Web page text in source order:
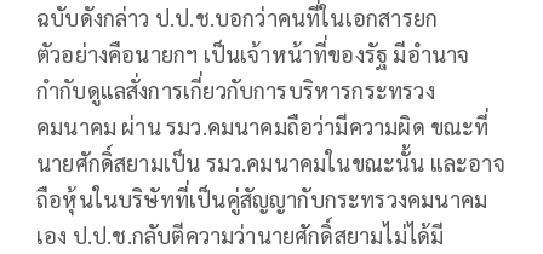
ฉบับดังกล่าว ป.ป.ช.บอกว่าคนที่ในเอกสารยก
ตัวอย่างคือนายกฯ เป็นเจ้าหน้าที่ของรัฐ มีอำนาจ
กำกับดูแลสั่งการเกี่ยวกับการบริหารกระทรวง
คมนาคม ผ่าน รมว.คมนาคมถือว่ามีความผิด ขณะที่
นายศักดิ์สยามเป็น รมว.คมนาคมในขณะนั้น และอาจ
ถือหุ้นในบริษัทที่เป็นคู่สัญญากับกระทรวงคมนาคม
เอง ป.ป.ช.กลับตีความว่านายศักดิ์สยามไม่ได้มี